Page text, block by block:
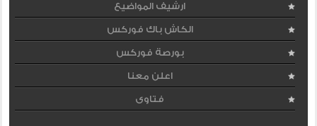
ارشيف المواضيع
الكاش باك فوركس
بورصة فوركس
اعلن معنا
فتاوى